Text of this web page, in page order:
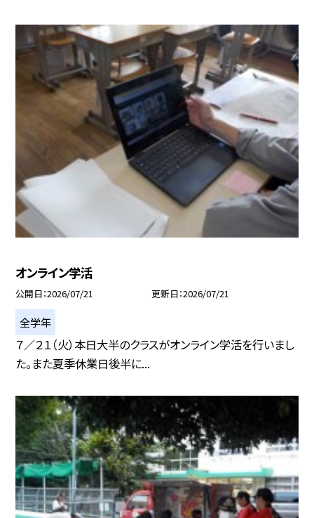
オンライン学活
公開日 2026/07/21 更新日 2026/07/21
全学年
７／２１（火）本日大半のクラスがオンライン学活を行いまし
た。また夏季休業日後半に...